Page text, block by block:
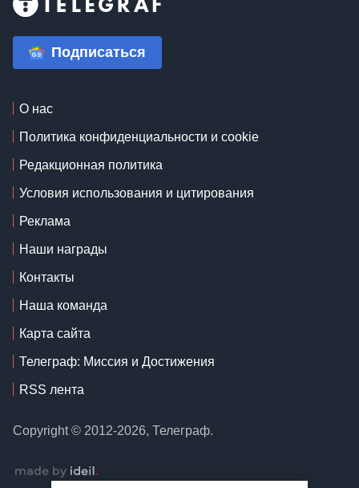
Подписаться
О нас
Политика конфиденциальности и cookie
Редакционная политика
Условия использования и цитирования
Реклама
Наши награды
Контакты
Наша команда
Карта сайта
Телеграф: Миссия и Достижения
RSS лента
Copyright © 2012-2026, Телеграф.